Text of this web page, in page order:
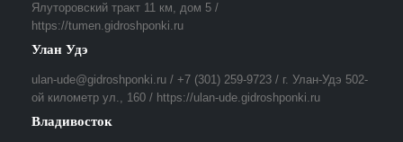
Ялуторовский тракт 11 км, дом 5 /
https://tumen.gidroshponki.ru
Улан Удэ
ulan-ude@gidroshponki.ru / +7 (301) 259-9723 / г. Улан-Удэ 502-
ой километр ул., 160 / https://ulan-ude.gidroshponki.ru
Владивосток